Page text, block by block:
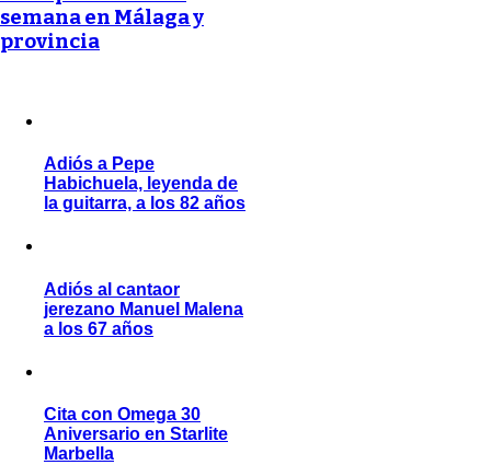
semana en Málaga y
provincia
Adiós a Pepe
Habichuela, leyenda de
la guitarra, a los 82 años
Adiós al cantaor
jerezano Manuel Malena
a los 67 años
Cita con Omega 30
Aniversario en Starlite
Marbella